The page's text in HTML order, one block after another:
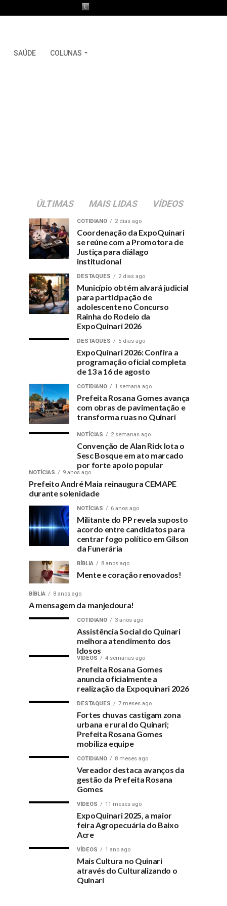
SAÚDE COLUNAS
ÚLTIMAS MAIS LIDAS VÍDEOS
COTIDIANO 2 dias ago
Coordenação da ExpoQuinari
se reúne com a Promotora de
Justiça para diálago
institucional
DESTAQUES 2 dias ago
Município obtém alvará judicial
para participação de
adolescente no Concurso
Rainha do Rodeio da
ExpoQuinari 2026
DESTAQUES 5 dias ago
ExpoQuinari 2026: Confira a
programação oficial completa
de 13 a 16 de agosto
COTIDIANO 1 semana ago
Prefeita Rosana Gomes avança
com obras de pavimentação e
transforma ruas no Quinari
NOTÍCIAS 2 semanas ago
Convenção de Alan Rick lota o
Sesc Bosque em ato marcado
por forte apoio popular
NOTÍCIAS 9 anos ago
Prefeito André Maia reinaugura CEMAPE
durante solenidade
NOTÍCIAS 6 anos ago
Militante do PP revela suposto
acordo entre candidatos para
centrar fogo político em Gilson
da Funerária
BÍBLIA 8 anos ago
Mente e coração renovados!
BÍBLIA 8 anos ago
A mensagem da manjedoura!
COTIDIANO 3 anos ago
Assistência Social do Quinari
melhora atendimento dos
Idosos
VÍDEOS 4 semanas ago
Prefeita Rosana Gomes
anuncia oficialmente a
realização da Expoquinari 2026
DESTAQUES 7 meses ago
Fortes chuvas castigam zona
urbana e rural do Quinari;
Prefeita Rosana Gomes
mobiliza equipe
COTIDIANO 8 meses ago
Vereador destaca avanços da
gestão da Prefeita Rosana
Gomes
VÍDEOS 11 meses ago
ExpoQuinari 2025, a maior
feira Agropecuária do Baixo
Acre
VÍDEOS 1 ano ago
Mais Cultura no Quinari
através do Culturalizando o
Quinari